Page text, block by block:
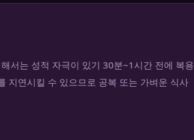
서는 성적 자극이 있기 30분~1시간 전에 복용
지연시킬 수 있으므로 공복 또는 가벼운 식사